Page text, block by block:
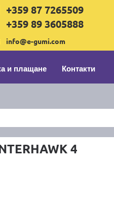
+359 87 7265509
+359 89 3605888
info@e-gumi.com
и плащане Контакти
4